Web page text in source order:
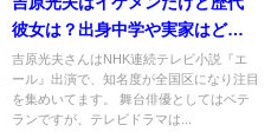
彼女は？出身中学や実家はど
こ？年収や家族も調査！
吉原光夫さんはNHK連続テレビ小説『エ
ール』出演で、知名度が全国区になり注目
を集めいてます。 舞台俳優としてはベテ
ランですが、テレビドラマは...